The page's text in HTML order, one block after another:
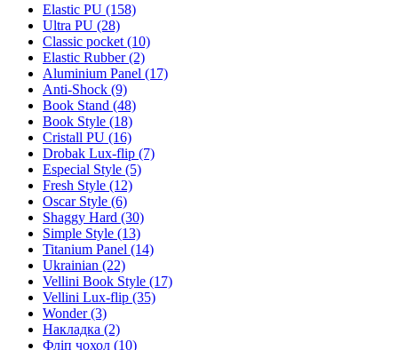
Elastic PU (158)
Ultra PU (28)
Classic pocket (10)
Elastic Rubber (2)
Aluminium Panel (17)
Anti-Shock (9)
Book Stand (48)
Book Style (18)
Cristall PU (16)
Drobak Lux-flip (7)
Especial Style (5)
Fresh Style (12)
Oscar Style (6)
Shaggy Hard (30)
Simple Style (13)
Titanium Panel (14)
Ukrainian (22)
Vellini Book Style (17)
Vellini Lux-flip (35)
Wonder (3)
Накладка (2)
Фліп чохол (10)